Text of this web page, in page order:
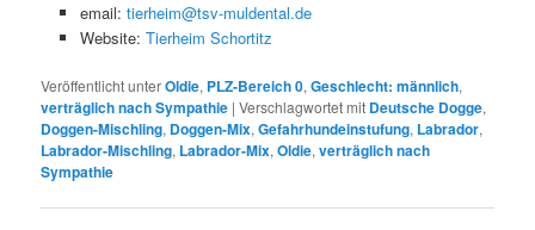
email: tierheim@tsv-muldental.de
Website: Tierheim Schortitz
Veröffentlicht unterOldie, PLZ-Bereich 0,Geschlecht: männlich,
verträglich nach Sympathie |Verschlagwortet mit Deutsche Dogge,
Doggen-Mischling, Doggen-Mix,Gefahrhundeinstufung, Labrador,
Labrador-Mischling, Labrador-Mix,Oldie,verträglich nach
Sympathie